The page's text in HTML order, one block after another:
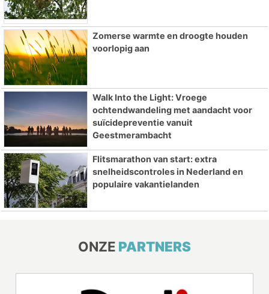
Zomerse warmte en droogte houden
voorlopig aan
Walk Into the Light: Vroege
ochtendwandeling met aandacht voor
suïcidepreventie vanuit
Geestmerambacht
Flitsmarathon van start: extra
snelheidscontroles in Nederland en
populaire vakantielanden
ONZE PARTNERS